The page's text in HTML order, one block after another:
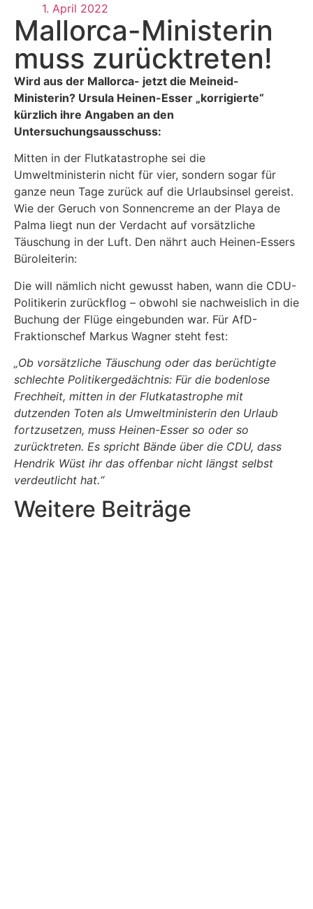
1. April 2022
Mallorca-Ministerin
muss zurücktreten!
Wird aus der Mallorca- jetzt die Meineid-
Ministerin? Ursula Heinen-Esser „korrigierte“
kürzlich ihre Angaben an den
Untersuchungsausschuss:
Mitten in der Flutkatastrophe sei die
Umweltministerin nicht für vier, sondern sogar für
ganze neun Tage zurück auf die Urlaubsinsel gereist.
Wie der Geruch von Sonnencreme an der Playa de
Palma liegt nun der Verdacht auf vorsätzliche
Täuschung in der Luft. Den nährt auch Heinen-Essers
Büroleiterin:
Die will nämlich nicht gewusst haben, wann die CDU-
Politikerin zurückflog – obwohl sie nachweislich in die
Buchung der Flüge eingebunden war. Für AfD-
Fraktionschef Markus Wagner steht fest:
„Ob vorsätzliche Täuschung oder das berüchtigte
schlechte Politikergedächtnis: Für die bodenlose
Frechheit, mitten in der Flutkatastrophe mit
dutzenden Toten als Umweltministerin den Urlaub
fortzusetzen, muss Heinen-Esser so oder so
zurücktreten. Es spricht Bände über die CDU, dass
Hendrik Wüst ihr das offenbar nicht längst selbst
verdeutlicht hat.“
Weitere Beiträge